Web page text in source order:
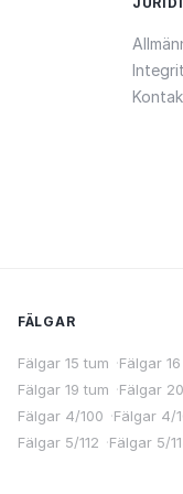
FÄLGAR
Fälgar 15 tum ·Fälgar
Fälgar 19 tum ·Fälgar
Fälgar 4/100 ·Fälgar 4/
Fälgar 5/112 ·Fälgar 5/